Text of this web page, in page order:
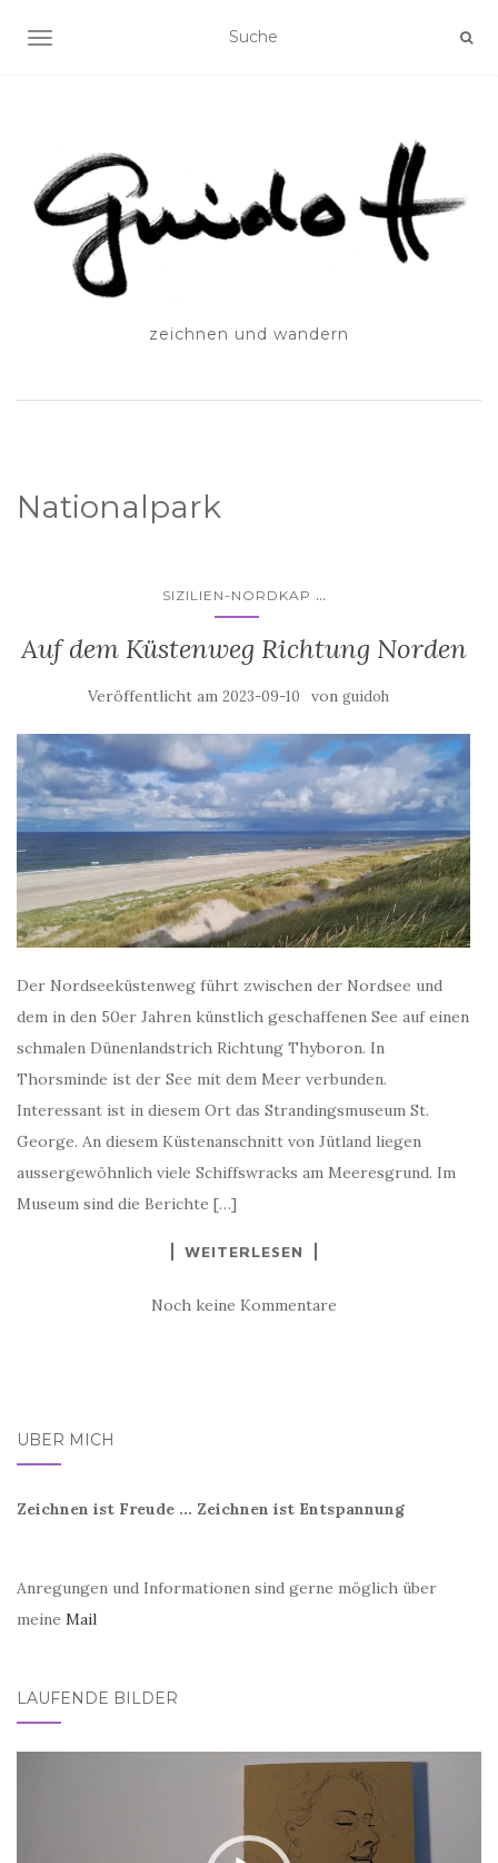
SCHALTE NAVIGATION
zeichnen und wandern
Nationalpark
SIZILIEN-NORDKAP ...
Auf dem Küstenweg Richtung Norden
Veröffentlicht am 2023-09-10 von guidoh
Der Nordseeküstenweg führt zwischen der Nordsee und
dem in den 50er Jahren künstlich geschaffenen See auf einen
schmalen Dünenlandstrich Richtung Thyboron. In
Thorsminde ist der See mit dem Meer verbunden.
Interessant ist in diesem Ort das Strandingsmuseum St.
George. An diesem Küstenanschnitt von Jütland liegen
aussergewöhnlich viele Schiffswracks am Meeresgrund. Im
Museum sind die Berichte […]
WEITERLESEN
Noch keine Kommentare
ÜBER MICH
Zeichnen ist Freude ... Zeichnen ist Entspannung
Anregungen und Informationen sind gerne möglich über
meine Mail
LAUFENDE BILDER